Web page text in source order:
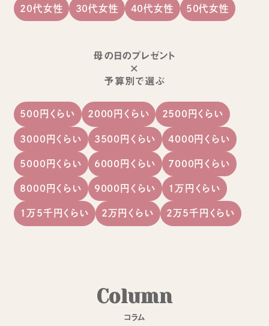
20代女性 30代女性 40代女性 50代女性
母の日のプレゼント
×
予算別で選ぶ
500円くらい 2000円くらい 2500円くらい
3000円くらい 3500円くらい 4000円くらい
5000円くらい 6000円くらい 7000円くらい
8000円くらい 9000円くらい 1万円くらい
1万5千円くらい 2万円くらい 2万5千円くらい
Column
コラム